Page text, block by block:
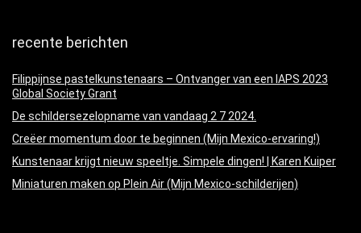
recente berichten
Filippijnse pastelkunstenaars – Ontvanger van een IAPS 2023
Global Society Grant
De schildersezelopname van vandaag 2 7 2024.
Creëer momentum door te beginnen (Mijn Mexico-ervaring!)
Kunstenaar krijgt nieuw speeltje. Simpele dingen! | Karen Kuiper
Miniaturen maken op Plein Air (Mijn Mexico-schilderijen)